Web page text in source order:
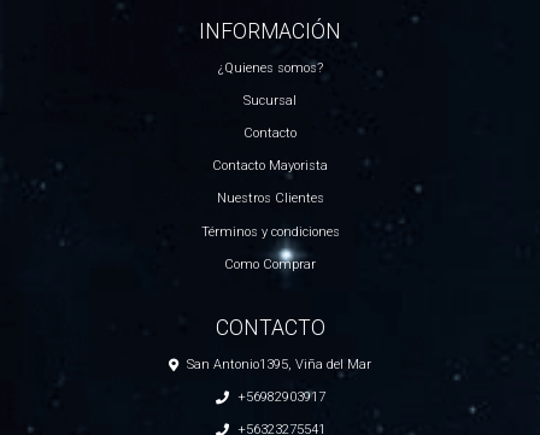
INFORMACIÓN
¿Quienes somos?
Sucursal
Contacto
Contacto Mayorista
Nuestros Clientes
Términos y condiciones
Como Comprar
CONTACTO
San Antonio1395, Viña del Mar
+56982903917
+56323275541